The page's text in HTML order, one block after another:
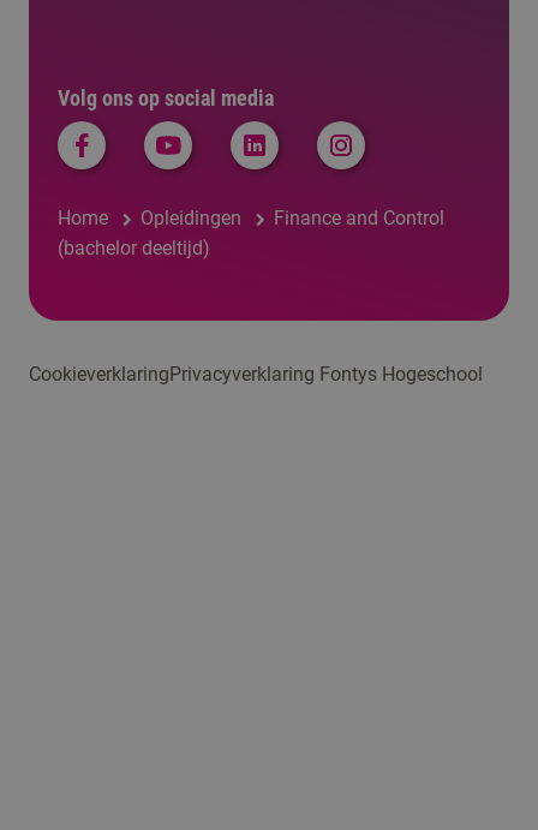
Volg ons op social media
Home Opleidingen
Finance and Control
(bachelor deeltijd)
CookieverklaringPrivacyverklaring Fontys Hogeschool